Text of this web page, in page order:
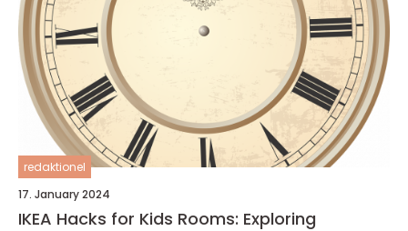
redaktionel
17. January 2024
IKEA Hacks for Kids Rooms: Exploring